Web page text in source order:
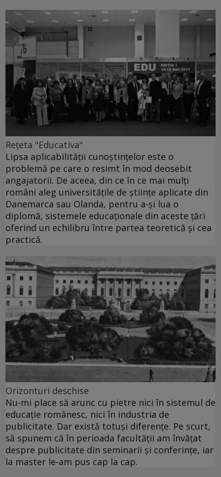
Reţeta "Educativa"
Lipsa aplicabilităţii cunoştinţelor este o
problemă pe care o resimt în mod deosebit
angajatorii. De aceea, din ce în ce mai mulţi
români aleg universităţile de ştiinţe aplicate din
Danemarca sau Olanda, pentru a-şi lua o
diplomă, sistemele educaţionale din aceste ţări
oferind un echilibru între partea teoretică şi cea
practică.
Orizonturi deschise
Nu-mi place să arunc cu pietre nici în sistemul de
educaţie românesc, nici în industria de
publicitate. Dar există totuşi diferenţe. Pe scurt,
să spunem că în perioada facultăţii am învăţat
despre publicitate din seminarii şi conferinţe, iar
la master le-am pus cap la cap.